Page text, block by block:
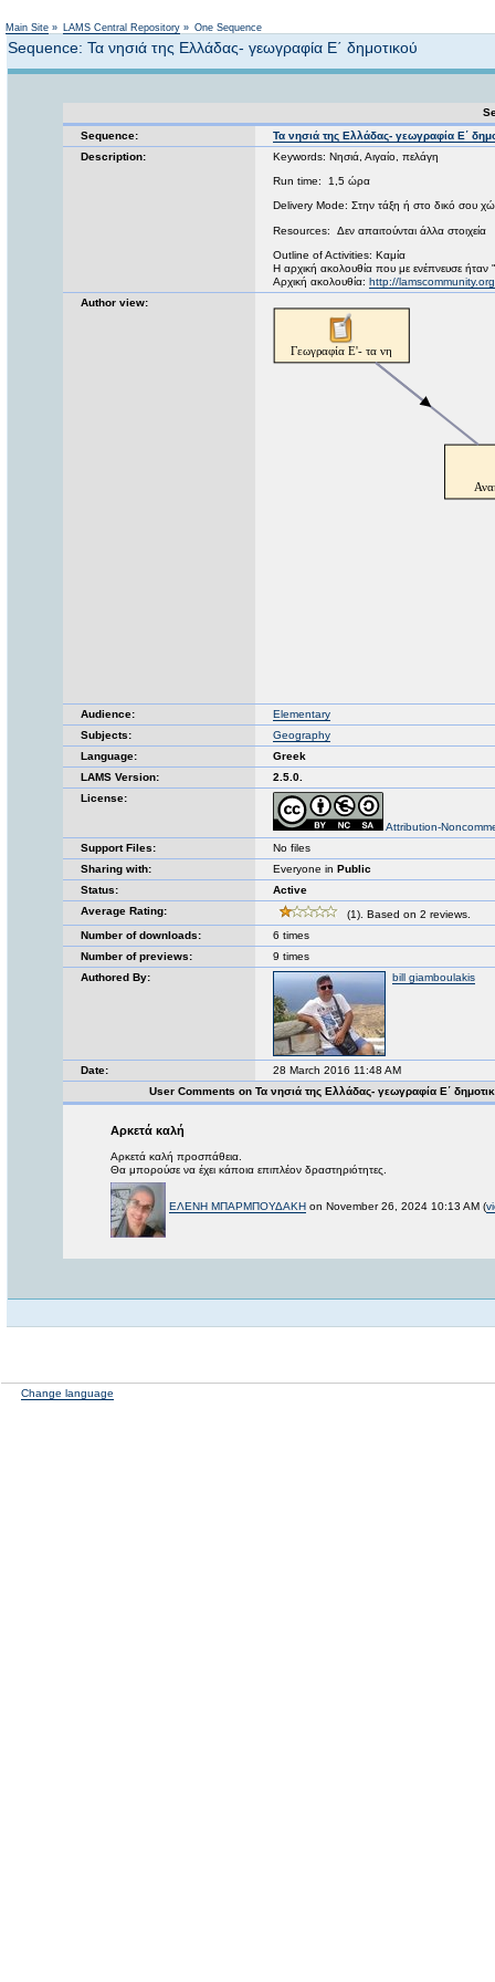
Main Site » LAMS Central Repository » One Sequence
Sequence: Τα νησιά της Ελλάδας- γεωγραφία Ε΄ δημοτικού
Sequence:
Τα νησιά της Ελλάδας- γεωγραφία Ε΄
Description:
Keywords: Νησιά, Αιγαίο, πελάγη
Run time: 1,5 ώρα
Delivery Mode: Στην τάξη ή στο δικό σου
Resources: Δεν απαιτούνται άλλα στοιχεία
Outline of Activities: Καμία
Η αρχική ακολουθία που με ενέπνευσε
Αρχική ακολουθία: http://
Author view:
Audience:
Elementary
Subjects:
Geography
Language:
Greek
LAMS Version:
2.5.0.
License:
Attribution-
Support Files:
No files
Sharing with:
Everyone in Public
Status:
Active
Average Rating:
(1). Based on 2 reviews.
Number of downloads:
6 times
Number of previews:
9 times
Authored By:
bill giamboulakis
Date:
28 March 2016 11:48 AM
User Comments on Τα νησιά της Ελλάδας- γεωγραφία Ε΄
Αρκετά καλή
Αρκετά καλή προσπάθεια.
Θα μπορούσε να έχει κάποια επιπλέον δραστηριότητες.
ΕΛΕΝΗ ΜΠΑΡΜΠΟΥΔΑΚΗ on November 26, 2024 10:13 AM (
Change language